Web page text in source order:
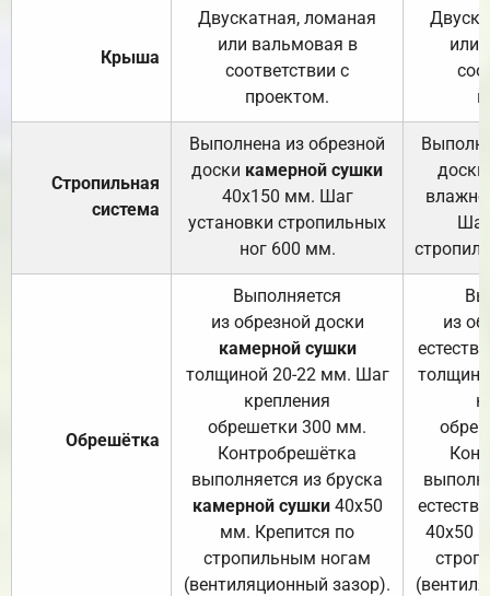
Крыша
Двускатная, ломаная
или вальмовая в
соответствии с
проектом.
или
Стропильная
система
Выполнена из обрезной
доски камерной сушки
40х150 мм. Шаг
установки стропильных
ног 600 мм.
доски
Обрешётка
Выполняется
из обрезной доски
камерной сушки
толщиной 20-22 мм. Шаг
крепления
обрешетки 300 мм.
Контробрешётка
выполняется из бруска
камерной сушки40х50
мм. Крепится по
стропильным ногам
(вентиляционный зазор).
из
40х50